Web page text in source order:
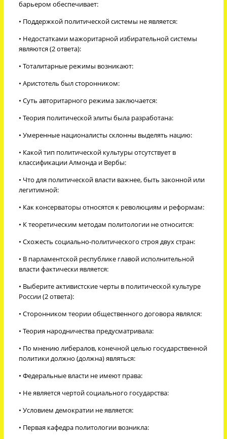
барьером обеспечивает:
• Поддержкой политической системы не является:
• Недостатками мажоритарной избирательной системы
являются (2 ответа):
• Тоталитарные режимы возникают:
• Аристотель был сторонником:
• Суть авторитарного режима заключается:
• Теория политической элиты была разработана:
• Умеренные националисты склонны выделять нацию:
• Какой тип политической культуры отсутствует в
классификации Алмонда и Вербы:
• Что для политической власти важнее, быть законной или
легитимной:
• Как консерваторы относятся к революциям и реформам:
• К теоретическим методам политологии не относится:
• Схожесть социально-политического строя двух стран:
• В парламентской республике главой исполнительной
власти фактически является:
• Выберите активистские черты в политической культуре
России (2 ответа):
• Сторонником теории общественного договора являлся:
• Теория народничества предусматривала:
• По мнению либералов, конечной целью государственной
политики должно (должна) являться:
• Федеральные власти не имеют права:
• Не является чертой социального государства:
• Условием демократии не является:
• Первая кафедра политологии возникла: